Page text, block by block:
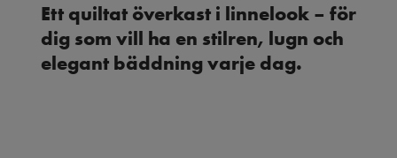
Ett quiltat överkast i linnelook – för
dig som vill ha en stilren, lugn och
elegant bäddning varje dag.